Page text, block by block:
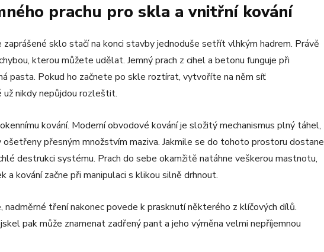
prachu pro skla a vnitřní kování
sklo stačí na konci stavby jednoduše setřít vlhkým hadrem. Právě
kterou můžete udělat. Jemný prach z cihel a betonu funguje při
pasta. Pokud ho začnete po skle roztírat, vytvoříte na něm síť
už nikdy nepůjdou rozleštit.
kování. Moderní obvodové kování je složitý mechanismus plný táhel,
přesným množstvím maziva. Jakmile se do tohoto prostoru dostane
destrukci systému. Prach do sebe okamžitě natáhne veškerou mastnotu,
a kování začne při manipulaci s klikou silně drhnout.
tření nakonec povede k prasknutí některého z klíčových dílů.
pak může znamenat zadřený pant a jeho výměna velmi nepříjemnou